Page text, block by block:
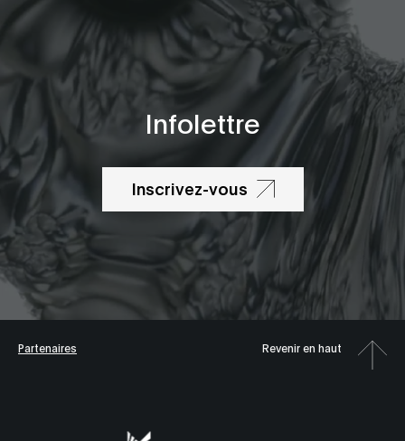
Infolettre
Inscrivez-vous
Partenaires Revenir en haut